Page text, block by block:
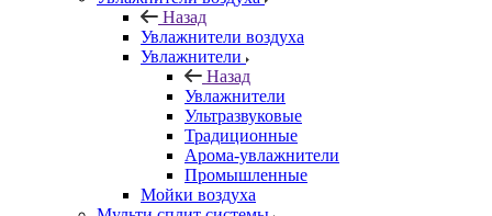
Назад
Увлажнители воздуха
Увлажнители
Назад
Увлажнители
Ультразвуковые
Традиционные
Арома-увлажнители
Промышленные
Мойки воздуха